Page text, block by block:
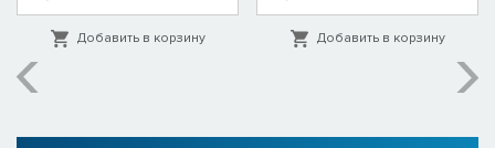
Добавить в корзину Добавить в корзину